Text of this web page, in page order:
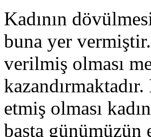
Kadının
buna yer
verilmiş olması
etmiş olması
başta